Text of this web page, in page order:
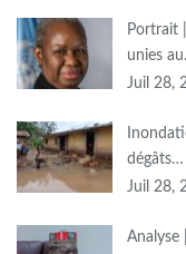
Portrait
unies
Juil 28,
dégâts…
Juil 28,
Analyse